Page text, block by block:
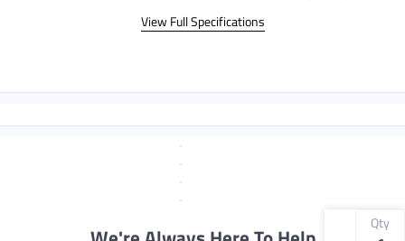
View Full Specifications
Qty